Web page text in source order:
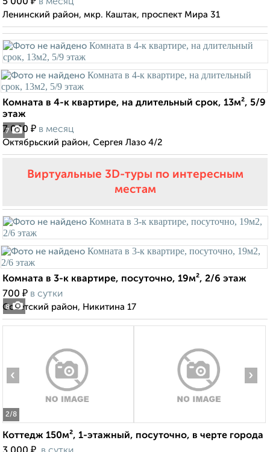
5 000
в месяц
Ленинский район, мкр. Каштак, проспект Мира 31
7
Комната в 4-к квартире, на длительный срок, 13м², 5/9
этаж
7 000 ₽ в месяц
Октябрьский район, Сергея Лазо 4/2
Виртуальные 3D-туры по интересным
местам
8
Комната в 3-к квартире, посуточно, 19м², 2/6 этаж
700 ₽ в сутки
Советский район, Никитина 17
2/8
‹ ›
Коттедж 150м², 1-этажный, посуточно, в черте города